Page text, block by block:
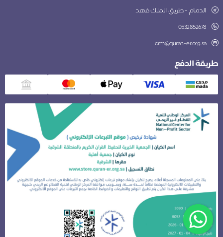
الدمام - طريق الملك فهد
0532852678
crm@quran-er.org.sa
طريقة الدفع